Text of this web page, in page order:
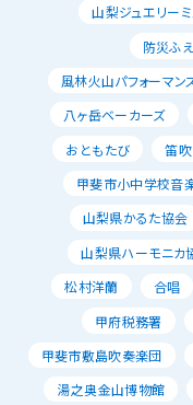
山梨ジュエリー
防災ふ
風林火山パフォーマン
八ヶ岳ベーカーズ
おともたび
笛
甲斐市小中学校音
山梨県かるた協会
山梨県ハーモニカ
松村洋蘭
合唱
甲府税務署
甲斐市敷島吹奏楽団
湯之奥金山博物館